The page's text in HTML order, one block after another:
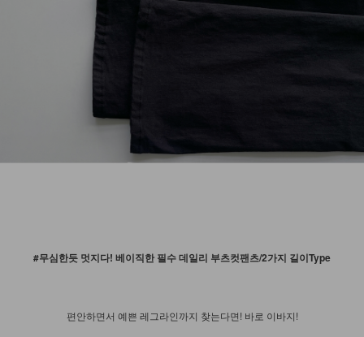
#무심한듯 멋지다! 베이직한 필수 데일리 부츠컷팬츠/2가지 길이Type
편안하면서 예쁜 레그라인까지 찾는다면! 바로 이바지!